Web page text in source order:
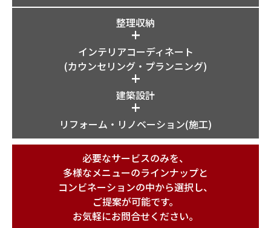
整理収納
+
インテリアコーディネート
(カウンセリング・プランニング)
+
建築設計
+
リフォーム・リノベーション(施工)
必要なサービスのみを、
多様なメニューのラインナップと
コンビネーションの中から選択し、
ご提案が可能です。
お気軽にお問合せください。